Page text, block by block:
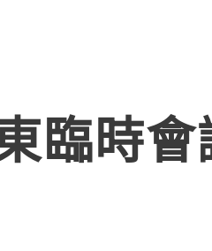
臨時